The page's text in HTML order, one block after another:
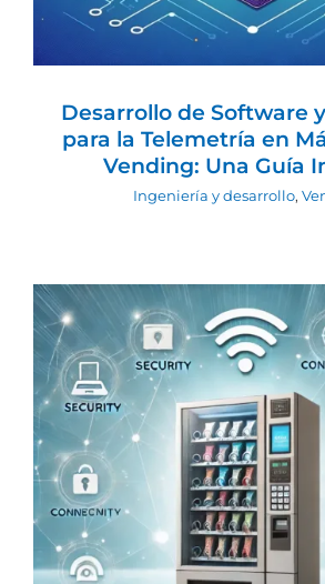
Desarrollo de Software
para la Telemetría en
Vending: Una Guía
Ingeniería y desarrollo,
Pagos Digitales en
Seguridad y Confianza en
Conectividad
Ingeniería y desarrollo IoT
Manejo sin efectivo